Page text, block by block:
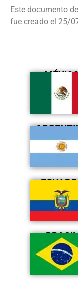
Este documento
fue creado el 25/
BRASIL